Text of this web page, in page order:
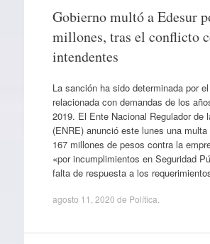
Gobierno multó a Edesur
millones, tras el conflicto
intendentes
La sanción ha sido determinada por
relacionada con demandas de los
2019. El Ente Nacional Regulador de
(ENRE) anunció este lunes una multa
167 millones de pesos contra la
«por incumplimientos en Seguridad
falta de respuesta a los
agosto 11, 2020 de Política